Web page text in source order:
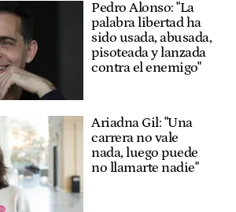
Pedro Alonso: "La
palabra libertad ha
sido usada, abusada,
pisoteada y lanzada
contra el enemigo"
Ariadna Gil: "Una
carrera no vale
nada, luego puede
no llamarte nadie"